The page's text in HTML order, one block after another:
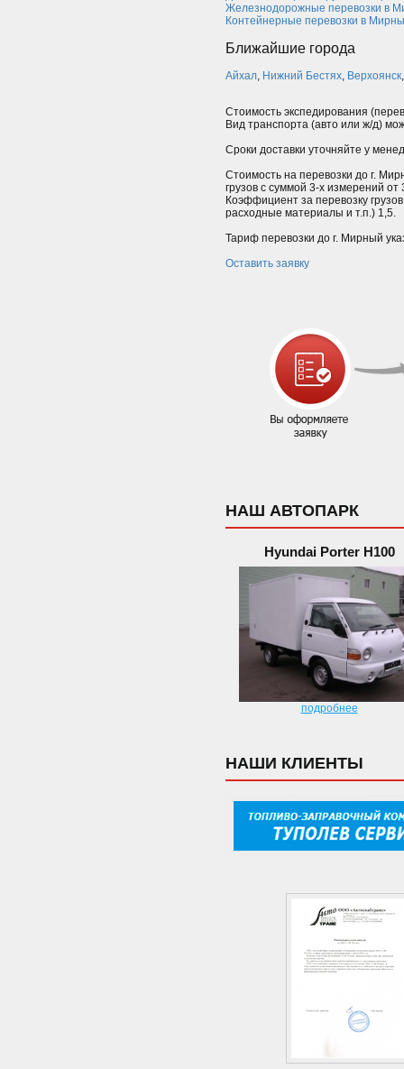
Железнодорожные перевозки в
Контейнерные перевозки в
Ближайшие города
Айхал, Нижний Бестях, Верхоянск
Стоимость экспедирования
Вид транспорта (авто или ж/д)
Сроки доставки уточняйте у
Стоимость на перевозки до г.
грузов с суммой 3-х измерений
Коэффициент за перевозку
расходные материалы и т.п.) 1,5.
Тариф перевозки до г. Мирный
Оставить заявку
НАШ АВТОПАРК
Hyundai Porter H100
подробнее
НАШИ КЛИЕНТЫ